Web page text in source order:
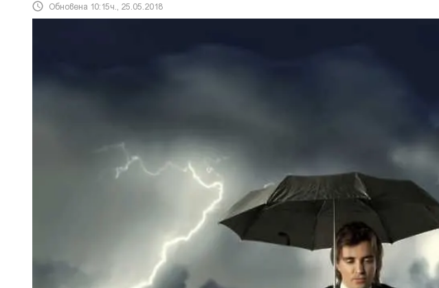
Обновена 10:15ч., 25.05.2018